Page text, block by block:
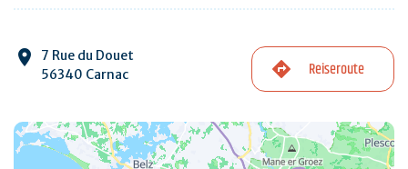
7 Rue du Douet
56340 Carnac
Reiseroute